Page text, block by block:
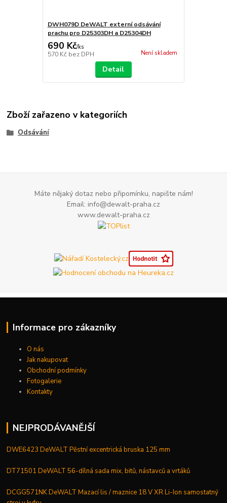
DWH079D DeWALT externí odsávání
prachu pro D25303DH a D25304DH
690 Kč/ks
570 Kč bez DPH Není skladem
Detail
Zboží zařazeno v kategoriích
Odsávání
Máte nějaký dotaz nebo připomínku, napište nám!
Email: info@dewalt-praha.cz
www.dewalt-praha.cz
Informace pro zákazníky
O nás
Jak nakupovat
Obchodní podmínky
Fotogalerie
Kontakty
NEJPRODÁVANĚJŠÍ
DWE6423 DeWALT Pěstní excentrická bruska 125 mm
DT71501 DeWALT 56-dílná sada mix, bitů, nástavců a vrtáků
DCGG571NK DeWALT Mazací lis / maznice 18 V XR Li-Ion samostatný